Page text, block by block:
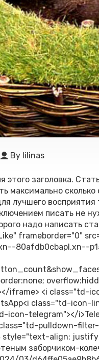
By lilinas
этого заголовка.
максимально
лучшего
писать не
надо написать
frameborder="0"
80afdb0cbapl.xn--
iframe> <i class="td-
class="td-icon-
icon-telegram"></
pulldown-
align:
заборчиком-